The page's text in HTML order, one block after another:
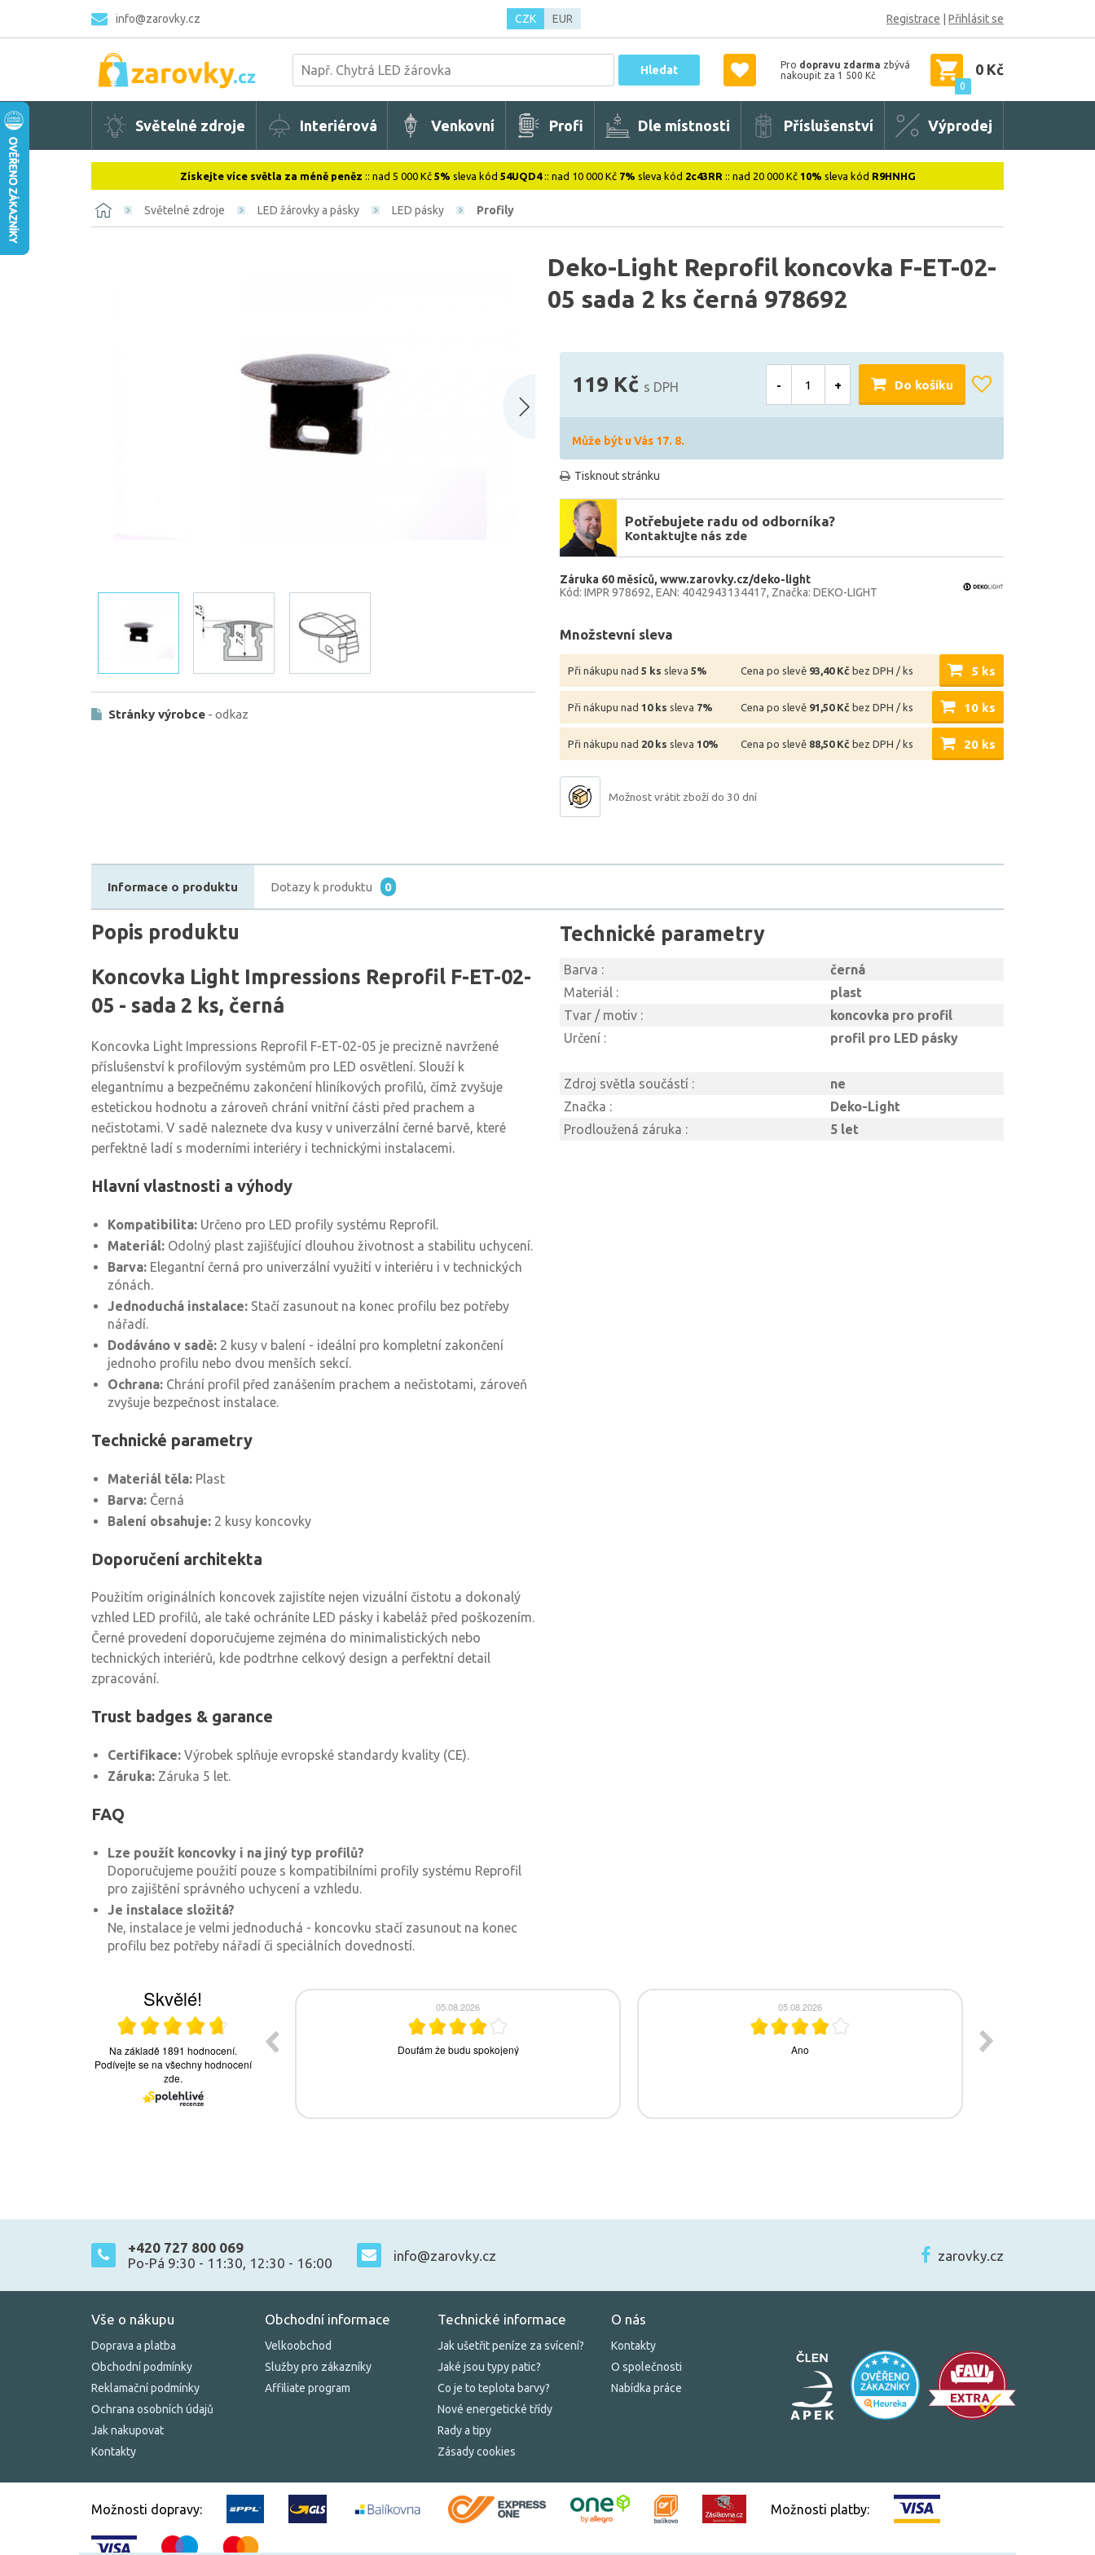
info@zarovky.cz CZK EUR Registrace Přihlásit se
Hledat Pro dopravu zdarma zbývá
nakoupit za 1 500 Kč
0
0 Kč
Světelné zdroje Interiérová Venkovní Profi Dle místnosti Příslušenství Výprodej
Získejte více světla za méně peněz :: nad 5 000 Kč 5% sleva kód 54UQD4:: nad 10 000 Kč 7% sleva kód 2c43RR :: nad 20 000 Kč 10% sleva kód R9HNHG
Světelné zdroje LED žárovky a pásky LED pásky Profily
Deko-Light Reprofil koncovka F-ET-02-
05 sada 2 ks černá 978692
Stránky výrobce - odkaz
119 Kč s DPH - + Do košíku
Může být u Vás 17. 8.
Tisknout stránku
Potřebujete radu od odborníka?
Kontaktujte nás zde
Záruka 60 měsíců www.zarovky.cz/deko-light
Kód: IMPR 978692 EAN: 4042943134417 Značka: DEKO-LIGHT
Množstevní sleva
Při nákupu nad 5 ks sleva 5% Cena po slevě 93,40 Kč bez DPH / ks 5 ks
Při nákupu nad 10 ks sleva 7% Cena po slevě 91,50 Kč bez DPH / ks 10 ks
Při nákupu nad 20 ks sleva 10% Cena po slevě 88,50 Kč bez DPH / ks 20 ks
Možnost vrátit zboží do 30 dní
Informace o produktu Dotazy k produktu 0
Popis produktu
Koncovka Light Impressions Reprofil F-ET-02-
05 - sada 2 ks, černá
Koncovka Light Impressions Reprofil F-ET-02-05 je precizně navržené
příslušenství k profilovým systémům pro LED osvětlení. Slouží k
elegantnímu a bezpečnému zakončení hliníkových profilů, čímž zvyšuje
estetickou hodnotu a zároveň chrání vnitřní části před prachem a
nečistotami. V sadě naleznete dva kusy v univerzální černé barvě, které
perfektně ladí s moderními interiéry i technickými instalacemi.
Hlavní vlastnosti a výhody
Kompatibilita: Určeno pro LED profily systému Reprofil.
Materiál: Odolný plast zajišťující dlouhou životnost a stabilitu uchycení.
Barva: Elegantní černá pro univerzální využití v interiéru i v technických
zónách.
Jednoduchá instalace: Stačí zasunout na konec profilu bez potřeby
nářadí.
Dodáváno v sadě: 2 kusy v balení - ideální pro kompletní zakončení
jednoho profilu nebo dvou menších sekcí.
Ochrana: Chrání profil před zanášením prachem a nečistotami, zároveň
zvyšuje bezpečnost instalace.
Technické parametry
Materiál těla: Plast
Barva: Černá
Balení obsahuje: 2 kusy koncovky
Doporučení architekta
Použitím originálních koncovek zajistíte nejen vizuální čistotu a dokonalý
vzhled LED profilů, ale také ochráníte LED pásky i kabeláž před poškozením.
Černé provedení doporučujeme zejména do minimalistických nebo
technických interiérů, kde podtrhne celkový design a perfektní detail
zpracování.
Trust badges & garance
Certifikace: Výrobek splňuje evropské standardy kvality (CE).
Záruka: Záruka 5 let.
FAQ
Lze použít koncovky i na jiný typ profilů?
Doporučujeme použití pouze s kompatibilními profily systému Reprofil
pro zajištění správného uchycení a vzhledu.
Je instalace složitá?
Ne, instalace je velmi jednoduchá - koncovku stačí zasunout na konec
profilu bez potřeby nářadí či speciálních dovedností.
Technické parametry
Barva :
černá
Materiál :
plast
Tvar / motiv :
koncovka pro profil
Určení :
profil pro LED pásky
Zdroj světla součástí :
ne
Značka :
Deko-Light
Prodloužená záruka :
5 let
+420 727 800 069
Po-Pá 9:30 - 11:30, 12:30 - 16:00
info@zarovky.cz zarovky.cz
Vše o nákupu
Doprava a platba
Obchodní podmínky
Reklamační podmínky
Ochrana osobních údajů
Jak nakupovat
Kontakty
Obchodní informace
Velkoobchod
Služby pro zákazníky
Affiliate program
Technické informace
Jak ušetřit peníze za svícení?
Jaké jsou typy patic?
Co je to teplota barvy?
Nové energetické třídy
Rady a tipy
Zásady cookies
O nás
Kontakty
O společnosti
Nabídka práce
Možnosti dopravy: Možnosti platby: